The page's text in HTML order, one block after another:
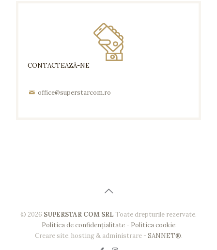
CONTACTEAZĂ-NE
office@superstarcom.ro
© 2026 SUPERSTAR COM SRL Toate drepturile rezervate.
Politica de confidențialitate - Politica cookie
Creare site, hosting & administrare -SANNET®.